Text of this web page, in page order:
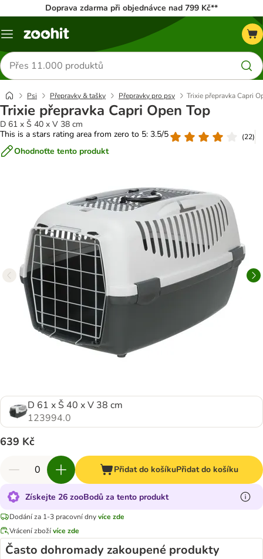
Doprava zdarma při objednávce nad 799 Kč**
Menu
Hledat
produkty
Psi Přepravky & tašky Přepravky pro psy Trixie přepravka Capri
Trixie přepravka Capri Open Top
D 61 x Š 40 x V 38 cm
This is a stars rating area from zero to 5: 3.5/5
(22)
Ohodnoťte tento produkt
D 61 x Š 40 x V 38 cm
123994.0
639 Kč
Přidat do košíkuPřidat do košíku
Získejte 26 zooBodů za tento produkt
Dodání za 1-3 pracovní dnyvíce zde
Vrácení zbožívíce zde
Často dohromady zakoupené produkty